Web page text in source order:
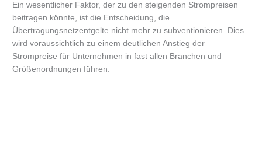
Ein wesentlicher Faktor, der zu den steigenden Strompreisen
beitragen könnte, ist die Entscheidung, die
Übertragungsnetzentgelte nicht mehr zu subventionieren. Dies
wird voraussichtlich zu einem deutlichen Anstieg der
Strompreise für Unternehmen in fast allen Branchen und
Größenordnungen führen.